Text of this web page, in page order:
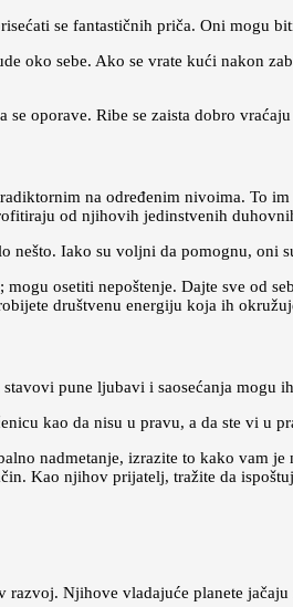
se fantastičnih priča. Oni mogu
oko sebe. Ako se vrate kući nakon
oporave. Ribe se zaista dobro
na određenim nivoima. To
od njihovih jedinstvenih
nešto. Iako su voljni da pomognu,
osetiti nepoštenje. Dajte sve od
društvenu energiju koja ih
pune ljubavi i saosećanja mogu
kao da nisu u pravu, a da ste vi u
nadmetanje, izrazite to kako vam
Kao njihov prijatelj, tražite da
Njihove vladajuće planete